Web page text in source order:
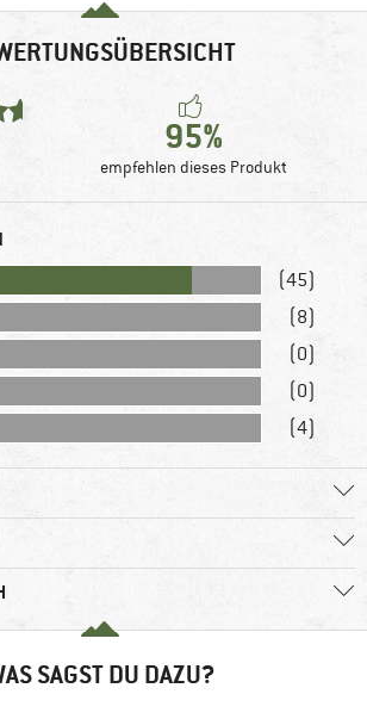
95%
empfehlen dieses Produkt
(45)
(8)
(0)
(0)
(4)
SAGST DU DAZU?